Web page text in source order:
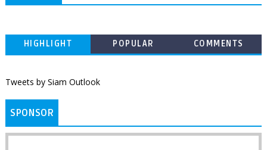
HIGHLIGHT POPULAR COMMENTS
Tweets by Siam Outlook
SPONSOR